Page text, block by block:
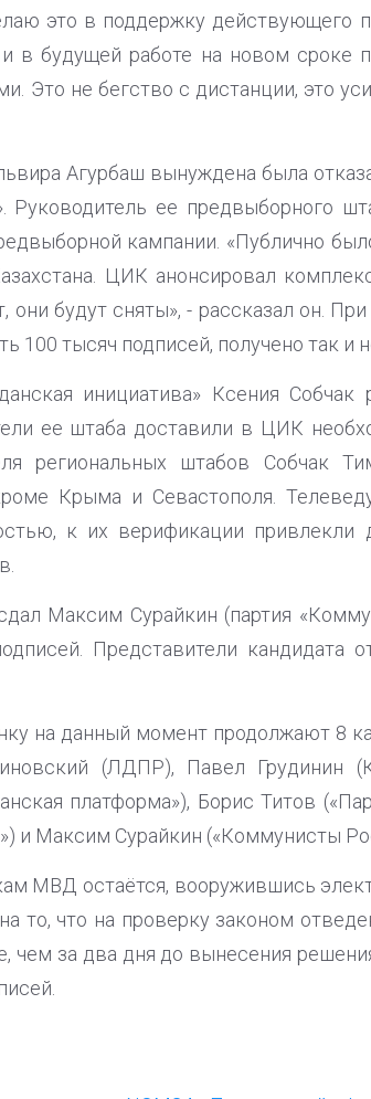
это в поддержку действующего
в будущей работе на новом сроке
Это не бегство с дистанции, это
Агурбаш вынуждена была
Руководитель ее предвыборного
кампании. «Публично
ЦИК анонсировал
они будут сняты», - рассказал он.
100 тысяч подписей, получено так и
инициатива» Ксения
ее штаба доставили в ЦИК
региональных штабов Собчак
Крыма и Севастополя.
к их верификации
Максим Сурайкин (партия
Представители кандидата
на данный момент продолжают 8
(ЛДПР), Павел Грудинин
платформа»), Борис Титов
и Максим Сурайкин («Коммунисты
МВД остаётся, вооружившись
то, что на проверку законом
чем за два дня до вынесения